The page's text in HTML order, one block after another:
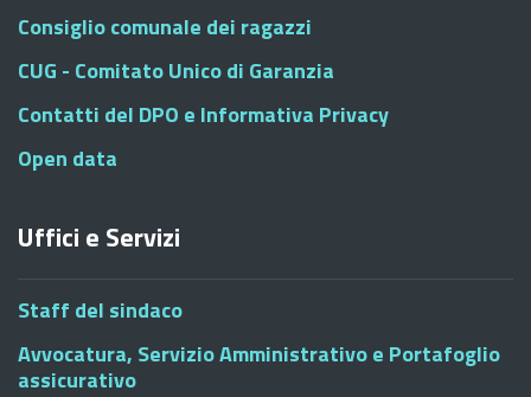
Consiglio comunale dei ragazzi
CUG - Comitato Unico di Garanzia
Contatti del DPO e Informativa Privacy
Open data
Uffici e Servizi
Staff del sindaco
Avvocatura, Servizio Amministrativo e Portafoglio
assicurativo